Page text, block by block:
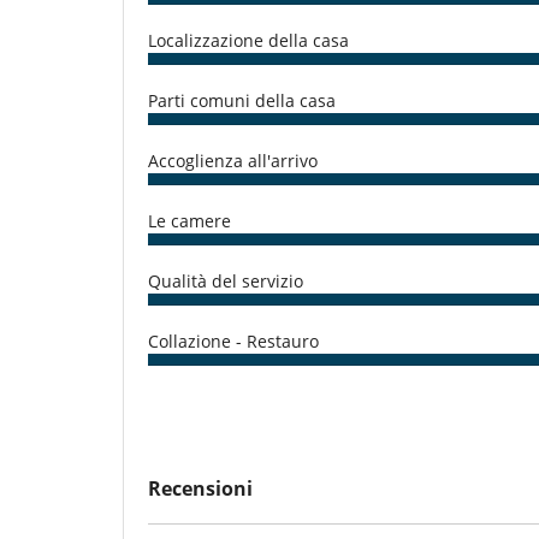
Elettrodomestici
Fornello a induzione
Macchina da caffè (a capsule)
Per la vostra comodità e convenienza
Aria condizionata in tutta la casa
Salone e sala da mangiare nello stesso posto
Terrazze
Personale
Donna delle pulizie
Localizzazione della casa
Parti comuni della casa
Accoglienza all'arrivo
Le camere
Qualità del servizio
Collazione - Restauro
Recensioni